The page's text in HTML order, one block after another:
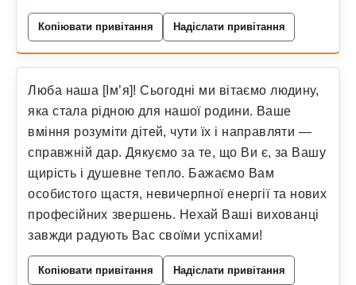
Копіювати привітання Надіслати привітання
Люба наша [Ім’я]! Сьогодні ми вітаємо людину,
яка стала рідною для нашої родини. Ваше
вміння розуміти дітей, чути їх і направляти —
справжній дар. Дякуємо за те, що Ви є, за Вашу
щирість і душевне тепло. Бажаємо Вам
особистого щастя, невичерпної енергії та нових
професійних звершень. Нехай Ваші вихованці
завжди радують Вас своїми успіхами!
Копіювати привітання Надіслати привітання